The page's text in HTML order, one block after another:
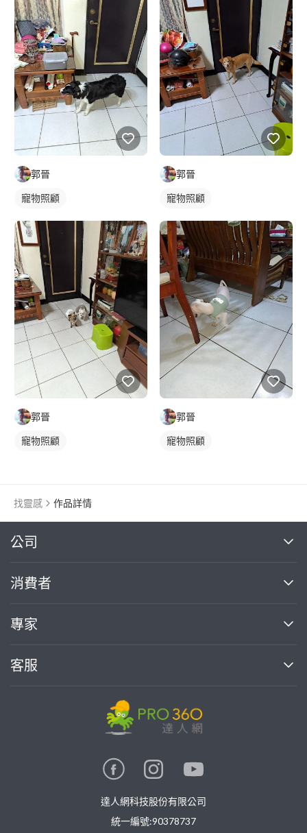
郭晉
寵物照顧
郭晉
寵物照顧
郭晉
寵物照顧
郭晉
寵物照顧
找靈感 作品詳情
公司
關於我們
部落格
加入我們
消費者
買服務
熱門服務
專家
案件中心
客服
達人網科技股份有限公司
統一編號:90378737
繼續完成